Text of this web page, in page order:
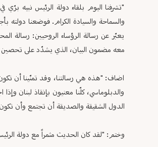
"تشرفنا اليوم بلقاء دولة الرئيس نبيه
والسماحة والسيادة الكرام. فوضعنا دولته
يعبّر عن رسالة الرؤساء الروحيين: رسالة
معه مضمون البيان، الذي يشدّد على تحصين
اضاف: "هذه هي رسالتنا، وقد تمنّينا أن تكون
والدبلوماسي، كلّنا معنيون بإنقاذ لبنان
الدول الشقيقة والصديقة أن تجتمع وأن
وختم: "لقد كان الحديث مثمراً مع دولة